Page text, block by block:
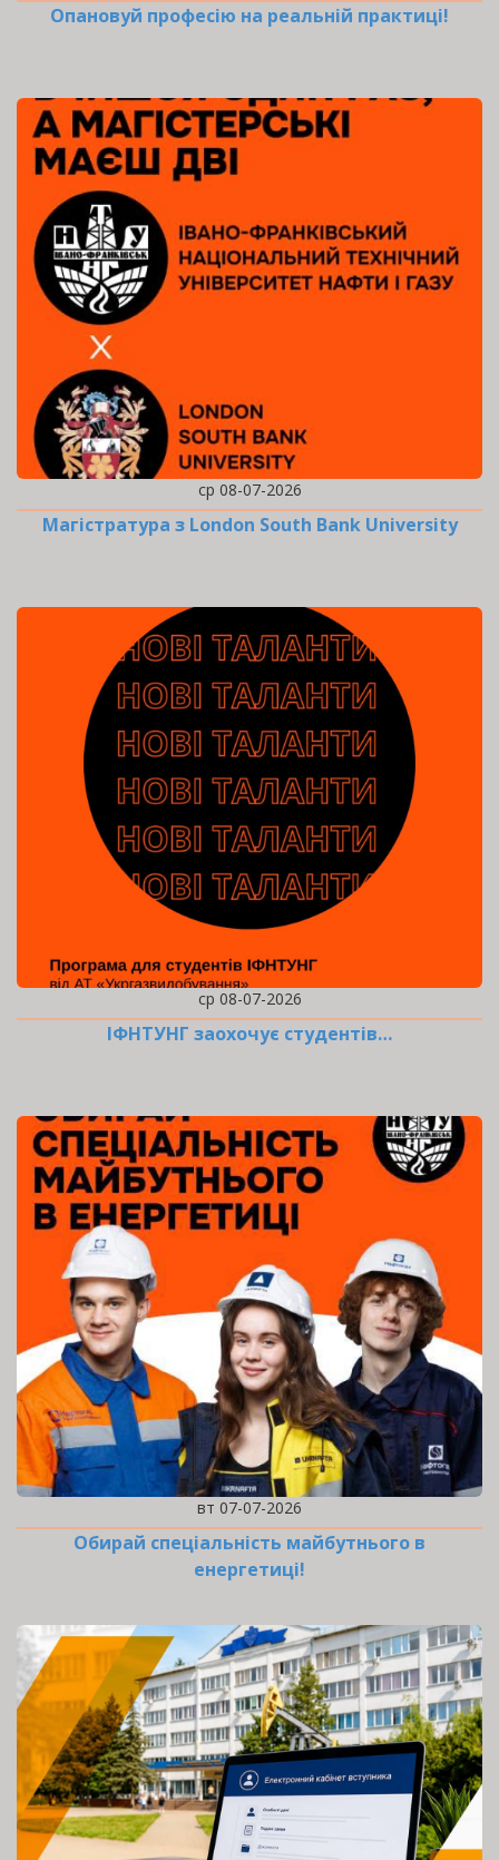
Опановуй професію на реальній практиці!
ср 08-07-2026
Магістратура з London South Bank University
ср 08-07-2026
ІФНТУНГ заохочує студентів…
вт 07-07-2026
Обирай спеціальність майбутнього в
енергетиці!